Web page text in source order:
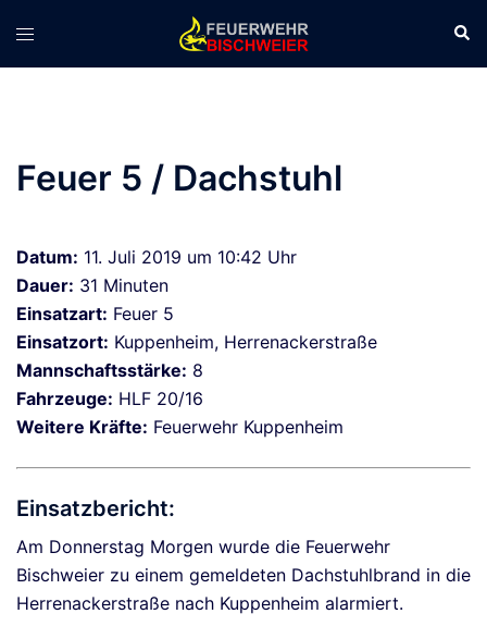
Inhalt
springen
Menü
Feuer 5 / Dachstuhl
Datum: 11. Juli 2019 um 10:42 Uhr
Dauer: 31 Minuten
Einsatzart: Feuer 5
Einsatzort: Kuppenheim, Herrenackerstraße
Mannschaftsstärke: 8
Fahrzeuge: HLF 20/16
Weitere Kräfte: Feuerwehr Kuppenheim
Einsatzbericht:
Am Donnerstag Morgen wurde die Feuerwehr
Bischweier zu einem gemeldeten Dachstuhlbrand in die
Herrenackerstraße nach Kuppenheim alarmiert.